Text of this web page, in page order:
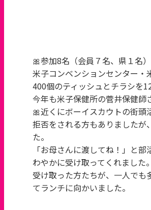
🎀参加8名（会員７名、県１名
米子コンベンションセンター・
400個のティッシュとチラシを
今年も米子保健所の菅井保健師
🎀近くにボーイスカウトの街頭
拒否をされる方もありましたが
た。
「お母さんに渡してね！」と
わやかに受け取ってくれました
受け取った方たちが、一人で
てランチに向かいました。